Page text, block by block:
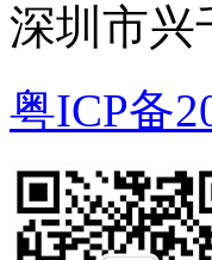
深圳市兴
粤ICP备